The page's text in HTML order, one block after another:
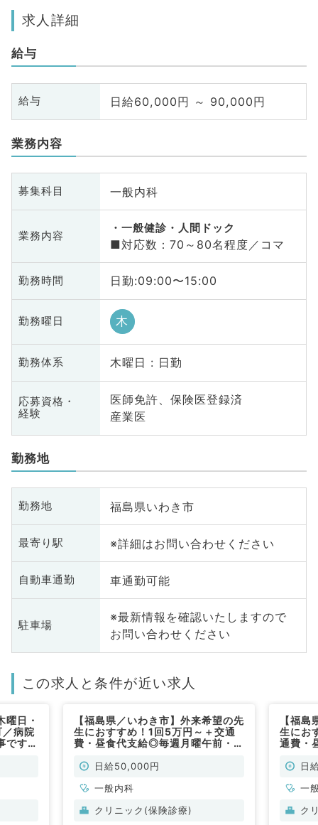
求人詳細
給与
給与 日給60,000円 ～ 90,000円
業務内容
募集科目 一般内科
業務内容
一般健診・人間ドック
■対応数：70～80名程度／コマ
勤務時間 日勤:09:00〜15:00
勤務曜日 木
勤務体系 木曜日 : 日勤
応募資格・
経験
医師免許、保険医登録済
産業医
勤務地
勤務地 福島県いわき市
最寄り駅 ※詳細はお問い合わせください
自動車通勤 車通勤可能
駐車場
※最新情報を確認いたしますので
お問い合わせください
この求人と条件が近い求人
曜日・
病院
です
【福島県／いわき市】外来希望の先
生におすすめ！1回5万円～＋交通
費・昼食代支給◎毎週月曜午前・木
期研修医の先生からのエントリーも
日給50,000円
一般内科
クリニック(保険診療)
【福
生にお
通費・
医の日
一
ク